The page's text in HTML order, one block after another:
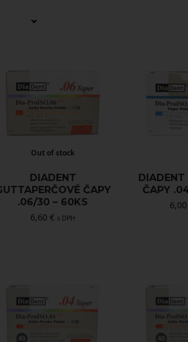
Out of stock
DIADENT
ČAPY
.06/30 – 60KS
6,60€ s DPH
DIADENT
ČAPY
6,00